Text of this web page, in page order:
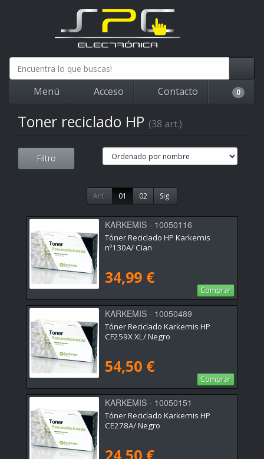
Menú Acceso Contacto 0
Toner reciclado HP (38 art.)
Filtro
Ant. 01 02 Sig.
KARKEMIS - 10050116
Tóner Reciclado HP Karkemis
nº130A/ Cian
34,99 €
Comprar
KARKEMIS - 10050489
Tóner Reciclado Karkemis HP
CF259X XL/ Negro
54,50 €
Comprar
KARKEMIS - 10050151
Tóner Reciclado Karkemis HP
CE278A/ Negro
24,50 €